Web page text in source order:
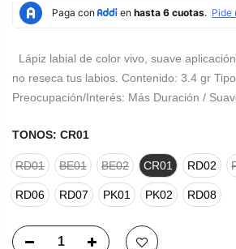
Lápiz labial de color vivo, suave
no reseca tus labios. Contenido: 3.4 gr
Preocupación/Interés: Más Duración /
TONOS: CR01
RD01 BE01 BE02 CR01 RD02
RD06 RD07 PK01 PK02 RD08